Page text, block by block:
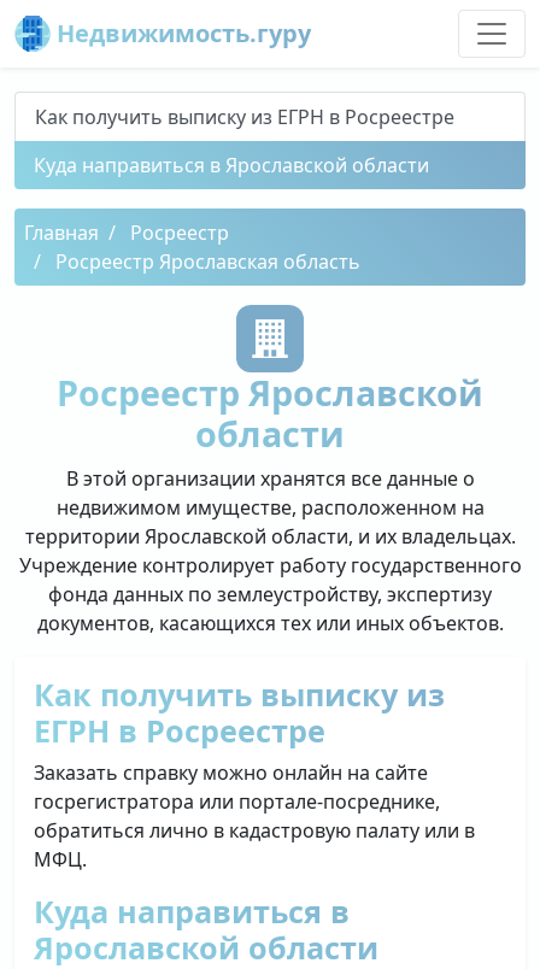
Недвижимость.гуру
Как получить выписку из ЕГРН в Росреестре
Куда направиться в Ярославской области
Главная
Росреестр
Росреестр Ярославская область
Росреестр Ярославской
области
В этой организации хранятся все данные о
недвижимом имуществе, расположенном на
территории Ярославской области, и их владельцах.
Учреждение контролирует работу государственного
фонда данных по землеустройству, экспертизу
документов, касающихся тех или иных объектов.
Как получить выписку из
ЕГРН в Росреестре
Заказать справку можно онлайн на сайте
госрегистратора или портале-посреднике,
обратиться лично в кадастровую палату или в
МФЦ.
Куда направиться в
Ярославской области